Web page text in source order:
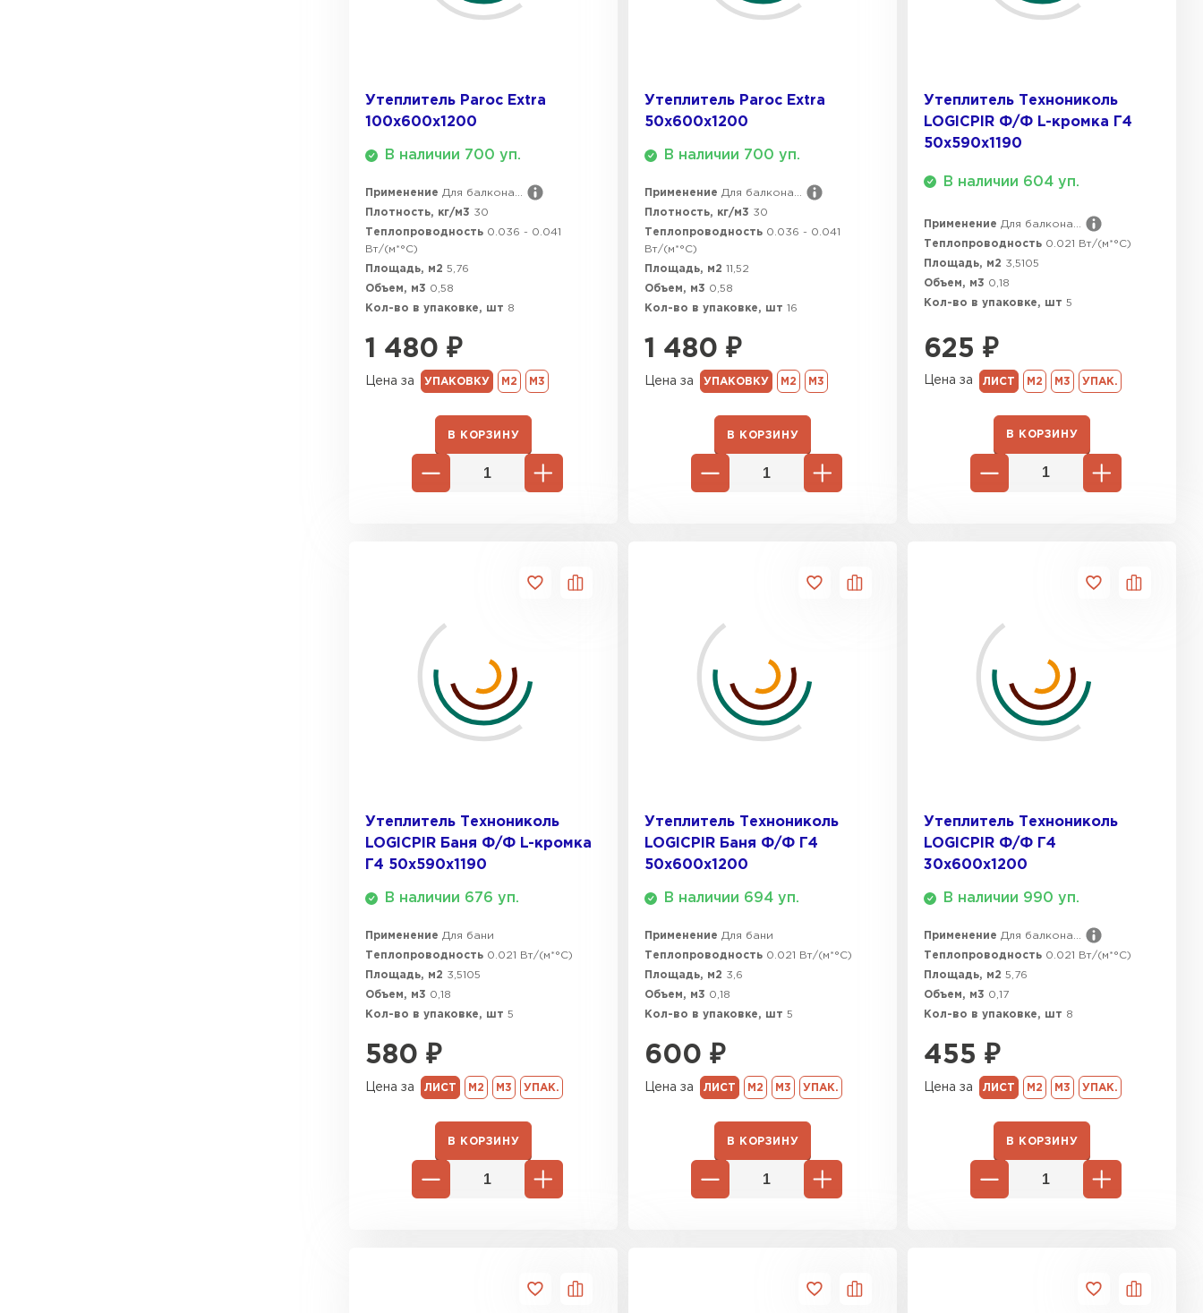
Утеплитель Paroc Extra
100х600х1200
В наличии 700 уп.
Применение Для балкона...
Плотность, кг/м3 30
Теплопроводность 0.036 - 0.041
Вт/(м*°C)
Площадь, м2 5,76
Объем, м3 0,58
Кол-во в упаковке, шт 8
1 480 ₽
Цена за УПАКОВКУ М2 М3
В КОРЗИНУ
Утеплитель Paroc Extra
50х600х1200
В наличии 700 уп.
Применение Для балкона...
Плотность, кг/м3 30
Теплопроводность 0.036 - 0.041
Вт/(м*°C)
Площадь, м2 11,52
Объем, м3 0,58
Кол-во в упаковке, шт 16
1 480 ₽
Цена за УПАКОВКУ М2 М3
В КОРЗИНУ
Утеплитель Технониколь
LOGICPIR Ф/Ф L-кромка Г4
50х590х1190
В наличии 604 уп.
Применение Для балкона...
Теплопроводность 0.021 Вт/(м*°C)
Площадь, м2 3,5105
Объем, м3 0,18
Кол-во в упаковке, шт 5
625 ₽
Цена за ЛИСТ М2 М3 УПАК.
В КОРЗИНУ
Утеплитель Технониколь
LOGICPIR Баня Ф/Ф L-кромка
Г4 50х590х1190
В наличии 676 уп.
Применение Для бани
Теплопроводность 0.021 Вт/(м*°C)
Площадь, м2 3,5105
Объем, м3 0,18
Кол-во в упаковке, шт 5
580 ₽
Цена за ЛИСТ М2 М3 УПАК.
В КОРЗИНУ
Утеплитель Технониколь
LOGICPIR Баня Ф/Ф Г4
50x600x1200
В наличии 694 уп.
Применение Для бани
Теплопроводность 0.021 Вт/(м*°C)
Площадь, м2 3,6
Объем, м3 0,18
Кол-во в упаковке, шт 5
600 ₽
Цена за ЛИСТ М2 М3 УПАК.
В КОРЗИНУ
Утеплитель Технониколь
LOGICPIR Ф/Ф Г4
30x600x1200
В наличии 990 уп.
Применение Для балкона...
Теплопроводность 0.021 Вт/(м*°C)
Площадь, м2 5,76
Объем, м3 0,17
Кол-во в упаковке, шт 8
455 ₽
Цена за ЛИСТ М2 М3 УПАК.
В КОРЗИНУ
Утеплитель Izolife
ПЕРЕЙТИ